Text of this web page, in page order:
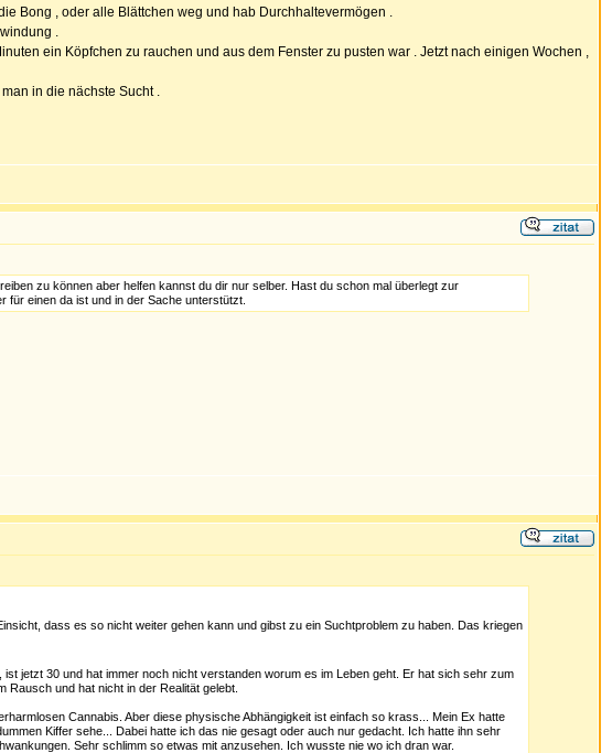
Bong , oder alle Blättchen weg und hab Durchhaltevermögen .
.
ein Köpfchen zu rauchen und aus dem Fenster zu pusten war . Jetzt nach einigen Wochen ,
in die nächste Sucht .
zu können aber helfen kannst du dir nur selber. Hast du schon mal überlegt zur
für einen da ist und in der Sache unterstützt.
dass es so nicht weiter gehen kann und gibst zu ein Suchtproblem zu haben. Das kriegen
jetzt 30 und hat immer noch nicht verstanden worum es im Leben geht. Er hat sich sehr zum
und hat nicht in der Realität gelebt.
Cannabis. Aber diese physische Abhängigkeit ist einfach so krass... Mein Ex hatte
Kiffer sehe... Dabei hatte ich das nie gesagt oder auch nur gedacht. Ich hatte ihn sehr
Sehr schlimm so etwas mit anzusehen. Ich wusste nie wo ich dran war.